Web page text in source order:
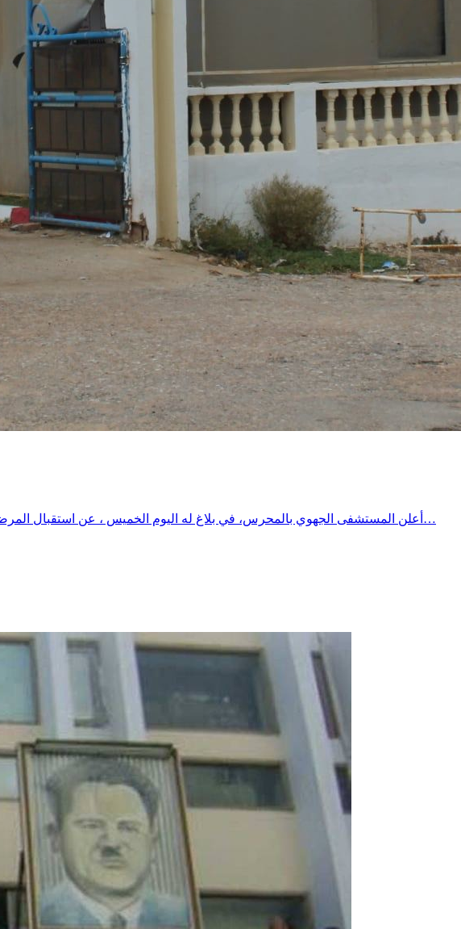
أعلن المستشفى الجهوي بالمحرس، في بلاغ له اليوم الخميس ، عن استقبال المرضى المصابين بقصور تنفسي مزمن والخاضعين للعلاج بالأكسجين المنزلي عبر مكثفات الأكسجين، وذلك بسبب اضطرابات…